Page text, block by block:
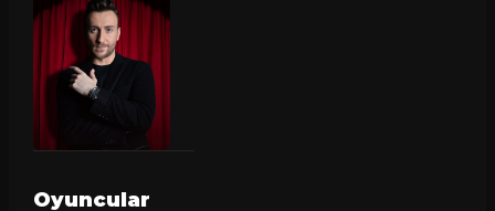
Oyuncular